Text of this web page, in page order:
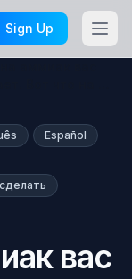
Sign Up
Español
вас